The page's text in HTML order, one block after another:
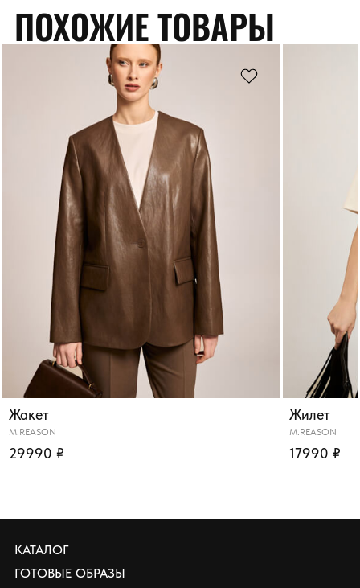
ПОХОЖИЕ ТОВАРЫ
Жакет
M.REASON
29990 ₽
Жилет
M.REASON
17990 ₽
КАТАЛОГ
ГОТОВЫЕ ОБРАЗЫ